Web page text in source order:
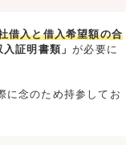
借入と借入希望額の合
入証明書類」が必要に
に念のため持参してお